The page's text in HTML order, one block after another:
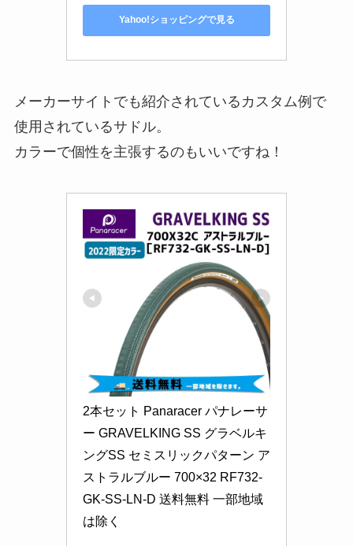
Yahoo!ショッピングで見る
メーカーサイトでも紹介されているカスタム例で
使用されているサドル。
カラーで個性を主張するのもいいですね！
2本セット Panaracer パナレーサ
ー GRAVELKING SS グラベルキ
ングSS セミスリックパターン ア
ストラルブルー 700×32 RF732-
GK-SS-LN-D 送料無料 一部地域
は除く